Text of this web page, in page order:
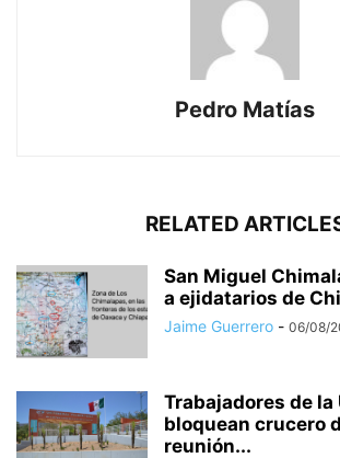
Pedro Matías
RELATED
San Miguel
a ejidatarios de
Jaime Guerrero - 06/08/
Trabajadores de la
bloquean crucero
reunión...